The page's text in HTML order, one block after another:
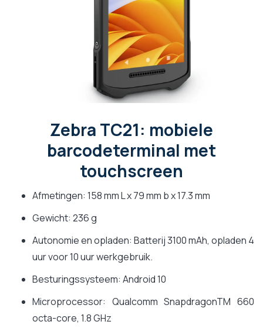
Zebra TC21: mobiele
barcodeterminal met
touchscreen
Afmetingen: 158 mm L x 79 mm b x 17.3 mm
Gewicht: 236 g
Autonomie en opladen: Batterij 3100 mAh, opladen 4
uur voor 10 uur werkgebruik.
Besturingssysteem: Android 10
Microprocessor: Qualcomm SnapdragonTM 660
octa-core, 1.8 GHz